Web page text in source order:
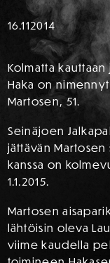
16.112014
Kolmatta
Haka on
Martosen, 51.
Seinäjoen
jättävän Martosen
kanssa on
1.1.2015.
Martosen
lähtöisin oleva
viime kaudella